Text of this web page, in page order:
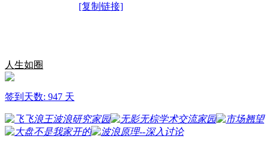
[复制链接]
人生如圈
签到天数: 947 天